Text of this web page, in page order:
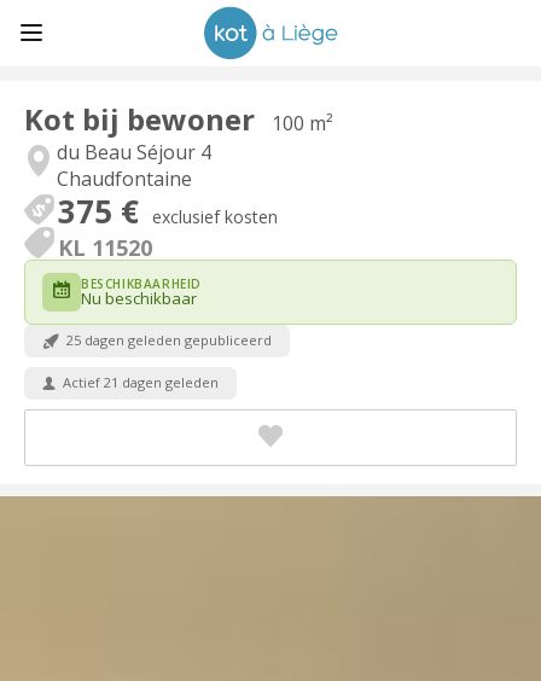
Kot bij bewoner
100 m²
du Beau Séjour 4
Chaudfontaine
375 € exclusief kosten
KL 11520
BESCHIKBAARHEID
Nu beschikbaar
25 dagen geleden gepubliceerd
Actief 21 dagen geleden